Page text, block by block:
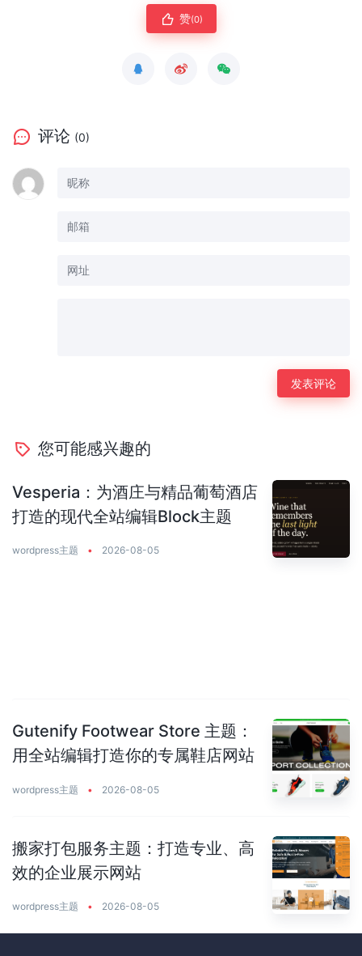
赞(0)
评论 (0)
您可能感兴趣的
Vesperia：为酒庄与精品葡萄酒店
打造的现代全站编辑Block主题
wordpress主题 • 2026-08-05
Gutenify Footwear Store 主题：
用全站编辑打造你的专属鞋店网站
wordpress主题 • 2026-08-05
搬家打包服务主题：打造专业、高
效的企业展示网站
wordpress主题 • 2026-08-05